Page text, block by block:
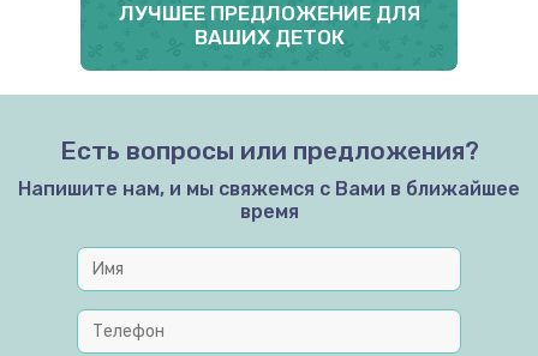
ЛУЧШЕЕ ПРЕДЛОЖЕНИЕ ДЛЯ
ВАШИХ ДЕТОК
Есть вопросы или предложения?
Напишите нам, и мы свяжемся с Вами в ближайшее
время